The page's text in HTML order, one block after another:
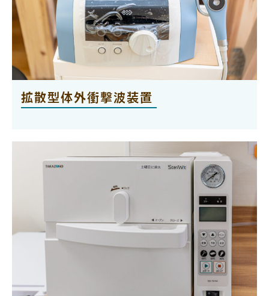
拡散型体外衝撃波装置